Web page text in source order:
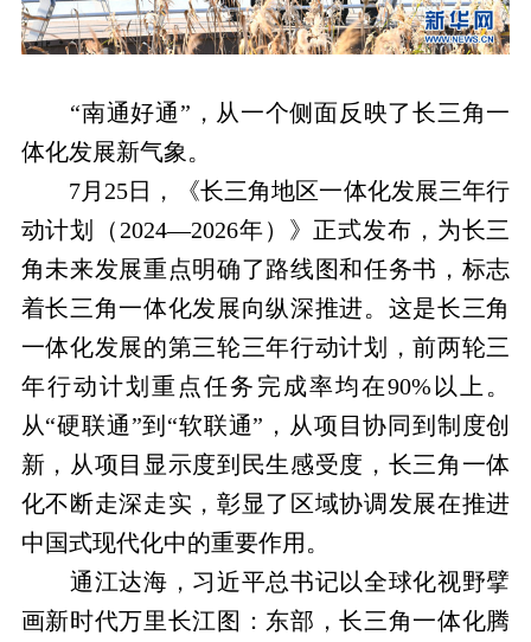
“南通好通”，从一个侧面反映了长三角一
体化发展新气象。
7月25日，《长三角地区一体化发展三年行
动计划（2024—2026年）》正式发布，为长三
角未来发展重点明确了路线图和任务书，标志
着长三角一体化发展向纵深推进。这是长三角
一体化发展的第三轮三年行动计划，前两轮三
年行动计划重点任务完成率均在90%以上。
从“硬联通”到“软联通”，从项目协同到制度创
新，从项目显示度到民生感受度，长三角一体
化不断走深走实，彰显了区域协调发展在推进
中国式现代化中的重要作用。
通江达海，习近平总书记以全球化视野擘
画新时代万里长江图：东部，长三角一体化腾